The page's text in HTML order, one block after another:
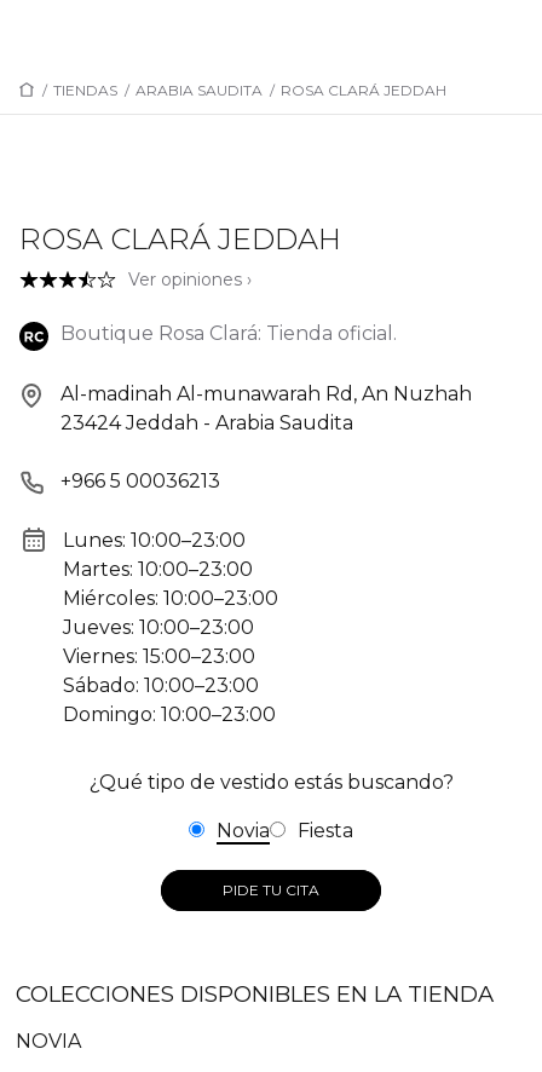
/ TIENDAS / ARABIA SAUDITA / ROSA CLARÁ JEDDAH
ROSA CLARÁ JEDDAH
Ver opiniones ›
Boutique Rosa Clará: Tienda oficial.
Al-madinah Al-munawarah Rd, An Nuzhah
23424 Jeddah - Arabia Saudita
+966 5 00036213
Lunes: 10:00–23:00
Martes: 10:00–23:00
Miércoles: 10:00–23:00
Jueves: 10:00–23:00
Viernes: 15:00–23:00
Sábado: 10:00–23:00
Domingo: 10:00–23:00
¿Qué tipo de vestido estás buscando?
Novia Fiesta
PIDE TU CITA
COLECCIONES DISPONIBLES EN LA TIENDA
NOVIA